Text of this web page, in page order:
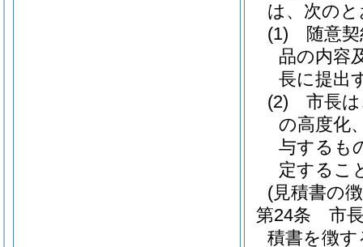
は、次の
(1)
随意
品の内容
長に提出
(2)
市長
の高度化
与するも
定するこ
(見積書の
第24条
市
積書を徴